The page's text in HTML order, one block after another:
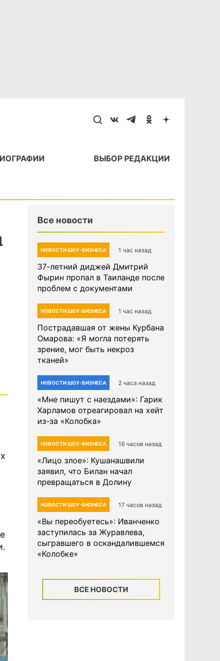
ВЫБОР РЕДАКЦИИ
Все новости
НОВОСТИ ШОУ-БИЗНЕСА 1 час назад
37-летний диджей Дмитрий
Фырин пропал в Таиланде после
проблем с документами
НОВОСТИ ШОУ-БИЗНЕСА 1 час назад
Пострадавшая от жены Курбана
Омарова: «Я могла потерять
зрение, мог быть некроз
тканей»
НОВОСТИ ШОУ-БИЗНЕСА 2 часа назад
«Мне пишут с наездами»: Гарик
Харламов отреагировал на хейт
из-за «Колобка»
НОВОСТИ ШОУ-БИЗНЕСА 16 часов назад
«Лицо злое»: Кушанашвили
заявил, что Билан начал
превращаться в Долину
НОВОСТИ ШОУ-БИЗНЕСА 17 часов назад
«Вы переобуетесь»: Иванченко
заступилась за Журавлева,
сыгравшего в оскандалившемся
«Колобке»
ВСЕ НОВОСТИ